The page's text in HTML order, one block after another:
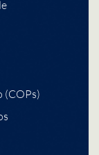
(COPs)